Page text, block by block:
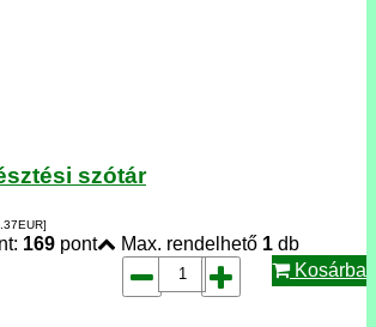
szótár
EUR]
169 pont Max. rendelhető 1 db
Kosárba